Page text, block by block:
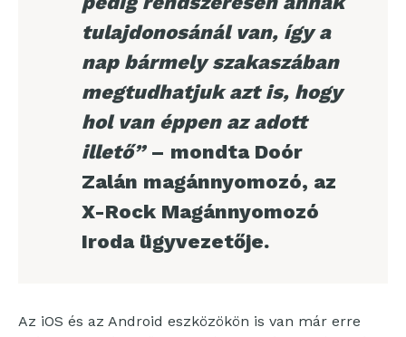
tulajdonosánál van, így a
nap bármely szakaszában
megtudhatjuk azt is, hogy
hol van éppen az adott
illető”– mondta Doór
Zalán magánnyomozó, az
X-Rock Magánnyomozó
Iroda ügyvezetője.
Az iOS és az Android eszközökön is van már erre